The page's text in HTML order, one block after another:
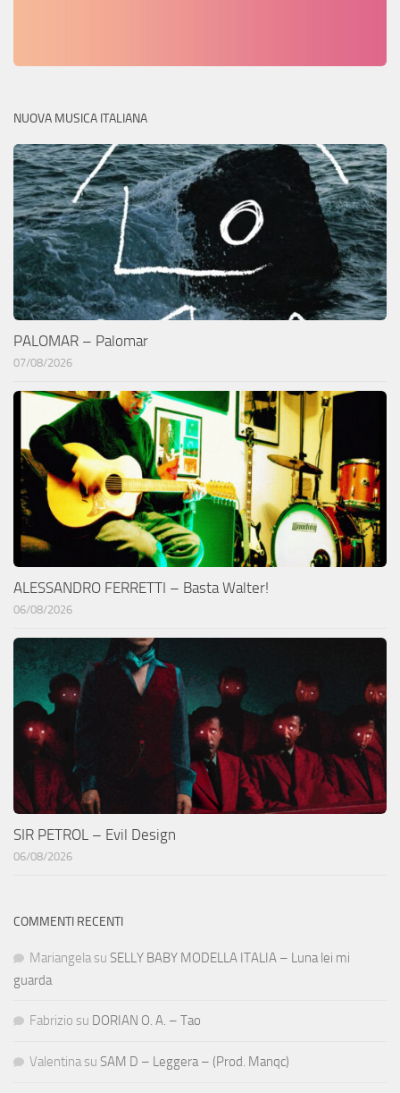
NUOVA MUSICA ITALIANA
PALOMAR – Palomar
07/08/2026
ALESSANDRO FERRETTI – Basta Walter!
06/08/2026
SIR PETROL – Evil Design
06/08/2026
COMMENTI RECENTI
Mariangela su SELLY BABY MODELLA ITALIA – Luna lei mi
guarda
Fabrizio su DORIAN O. A. – Tao
Valentina su SAM D – Leggera – (Prod. Manqc)